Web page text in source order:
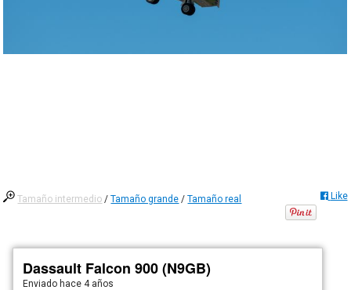
Tamaño intermedio /Tamaño grande /Tamaño real Like
Dassault Falcon 900 (N9GB)
Enviado hace 4 años